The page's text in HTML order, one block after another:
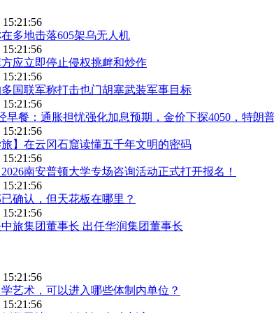
15:21:56
多地击落605架乌无人机
15:21:56
应立即停止侵权挑衅和炒作
15:21:56
国联军称打击也门胡塞武装军事目标
15:21:56
早餐：通胀担忧强化加息预期，金价下探4050，特朗
15:21:56
旅】在云冈石窟读懂五千年文明的密码
15:21:56
南安普顿大学专场咨询活动正式打开报名！
15:21:56
确认，但天花板在哪里？
15:21:56
旅集团董事长 出任华润集团董事长
15:21:56
艺术，可以进入哪些体制内单位？
15:21:56